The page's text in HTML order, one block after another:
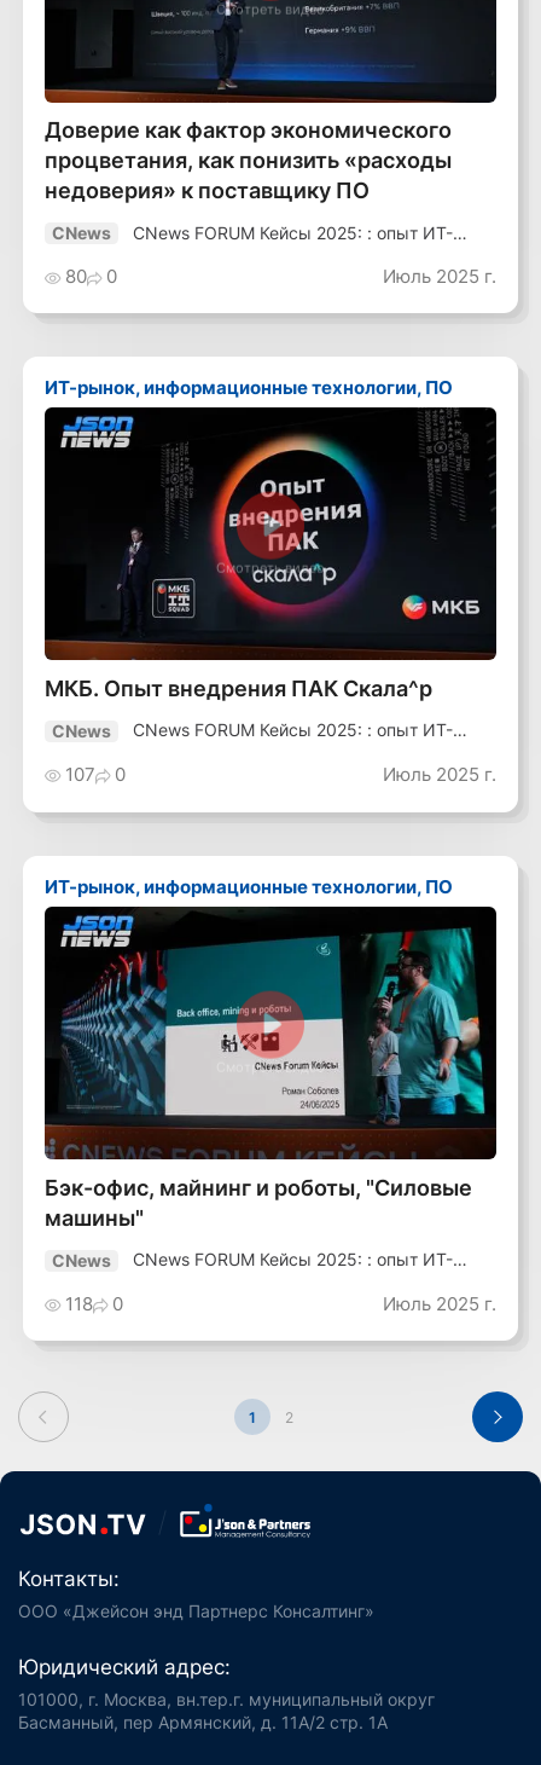
Смотреть видео
Доверие как фактор экономического
процветания, как понизить «расходы
недоверия» к поставщику ПО
CNews
CNews FORUM Кейсы 2025: : опыт ИТ-
80 0 Июль 2025 г.
ИТ-рынок, информационные технологии, ПО
Смотреть видео
МКБ. Опыт внедрения ПАК Скала^р
CNews
CNews FORUM Кейсы 2025: : опыт ИТ-
107 0 Июль 2025 г.
ИТ-рынок, информационные технологии, ПО
Смотреть видео
Бэк-офис, майнинг и роботы, "Силовые
машины"
CNews
CNews FORUM Кейсы 2025: : опыт ИТ-
118 0 Июль 2025 г.
1 2
Контакты:
ООО «Джейсон энд Партнерс Консалтинг»
Юридический адрес:
101000, г. Москва, вн.тер.г. муниципальный округ
Басманный, пер Армянский, д. 11А/2 стр. 1А